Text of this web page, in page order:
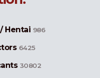
Hentai 986
6425
30802